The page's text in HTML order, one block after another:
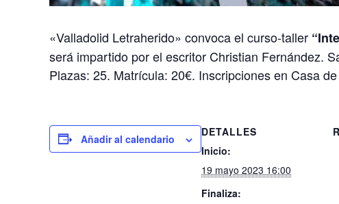
«Valladolid Letraherido» convoca el curso-taller
será impartido por el escritor Christian Fernández.
Plazas: 25. Matrícula: 20€. Inscripciones en Casa
Añadir al calendario
DETALLES
Inicio:
19 mayo 2023 16:00
Finaliza: